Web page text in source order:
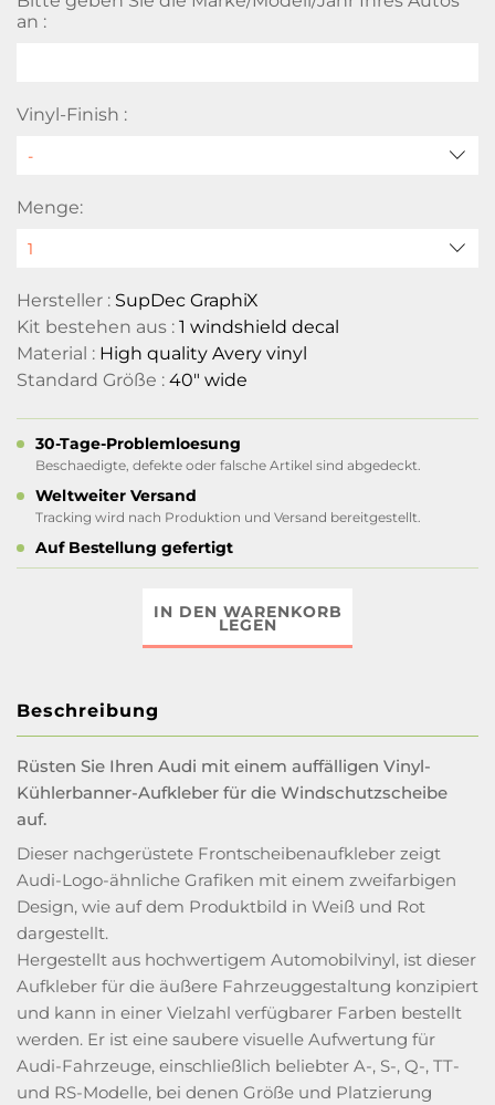
an :
Vinyl-Finish :
Menge:
Hersteller : SupDec GraphiX
Kit bestehen aus : 1 windshield decal
Material : High quality Avery vinyl
Standard Größe : 40" wide
30-Tage-Problemloesung
Beschaedigte, defekte oder falsche Artikel sind abgedeckt.
Weltweiter Versand
Tracking wird nach Produktion und Versand bereitgestellt.
Auf Bestellung gefertigt
IN DEN WARENKORB
LEGEN
Beschreibung
Rüsten Sie Ihren Audi mit einem auffälligen Vinyl-
Kühlerbanner-Aufkleber für die Windschutzscheibe
auf.
Dieser nachgerüstete Frontscheibenaufkleber zeigt
Audi-Logo-ähnliche Grafiken mit einem zweifarbigen
Design, wie auf dem Produktbild in Weiß und Rot
dargestellt.
Hergestellt aus hochwertigem Automobilvinyl, ist dieser
Aufkleber für die äußere Fahrzeuggestaltung konzipiert
und kann in einer Vielzahl verfügbarer Farben bestellt
werden. Er ist eine saubere visuelle Aufwertung für
Audi-Fahrzeuge, einschließlich beliebter A-, S-, Q-, TT-
und RS-Modelle, bei denen Größe und Platzierung